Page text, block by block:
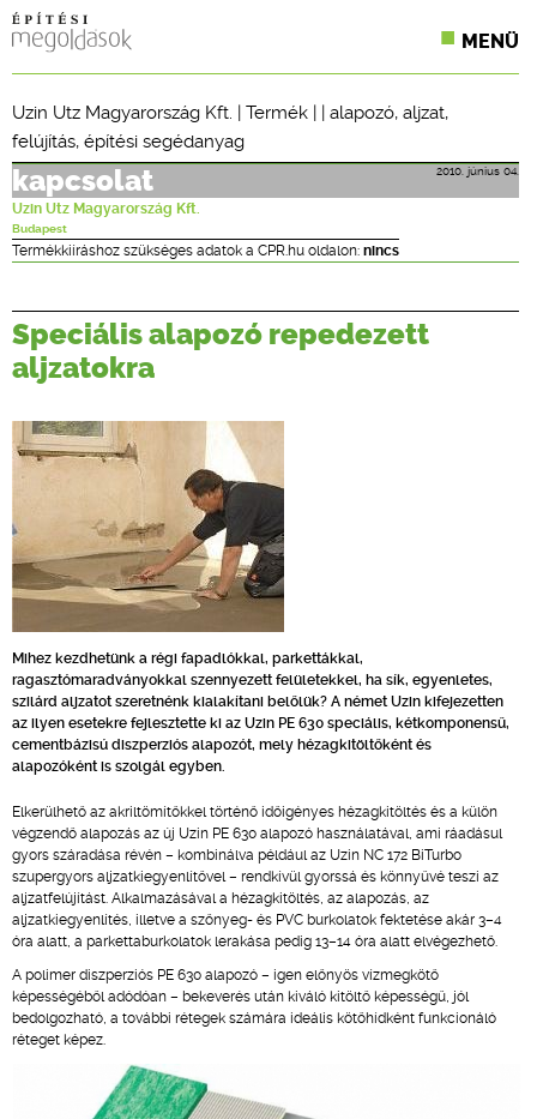
MENÜ
SZAKLAPOK
CPR TERMÉKKIÍRÁS
ÉPÍTÉSI JOG
ONLINE KÉPZÉSEK
TERVEZÉSI SEGÉDLETEK
Uzin Utz Magyarország Kft. | Termék | | alapozó, aljzat,
felújítás, építési segédanyag
2010. június 04.
kapcsolat
Uzin Utz Magyarország Kft.
Budapest
Termékkiíráshoz szükséges adatok a CPR.hu oldalon: nincs
Speciális alapozó repedezett
aljzatokra
Mihez kezdhetünk a régi fapadlókkal, parkettákkal,
ragasztómaradványokkal szennyezett felületekkel, ha sík, egyenletes,
szilárd aljzatot szeretnénk kialakítani belőlük? A német Uzin kifejezetten
az ilyen esetekre fejlesztette ki az Uzin PE 630 speciális, kétkomponensű,
cementbázisú diszperziós alapozót, mely hézagkitöltőként és
alapozóként is szolgál egyben.
Elkerülhető az akriltömítőkkel történő időigényes hézagkitöltés és a külön
végzendő alapozás az új Uzin PE 630 alapozó használatával, ami ráadásul
gyors száradása révén – kombinálva például az Uzin NC 172 BiTurbo
szupergyors aljzatkiegyenlítővel – rendkívül gyorssá és könnyűvé teszi az
aljzatfelújítást. Alkalmazásával a hézagkitöltés, az alapozás, az
aljzatkiegyenlítés, illetve a szőnyeg- és PVC burkolatok fektetése akár 3–4
óra alatt, a parkettaburkolatok lerakása pedig 13–14 óra alatt elvégezhető.
A polimer diszperziós PE 630 alapozó – igen előnyös vízmegkötő
képességéből adódóan – bekeverés után kiváló kitöltő képességű, jól
bedolgozható, a további rétegek számára ideális kötőhídként funkcionáló
réteget képez.